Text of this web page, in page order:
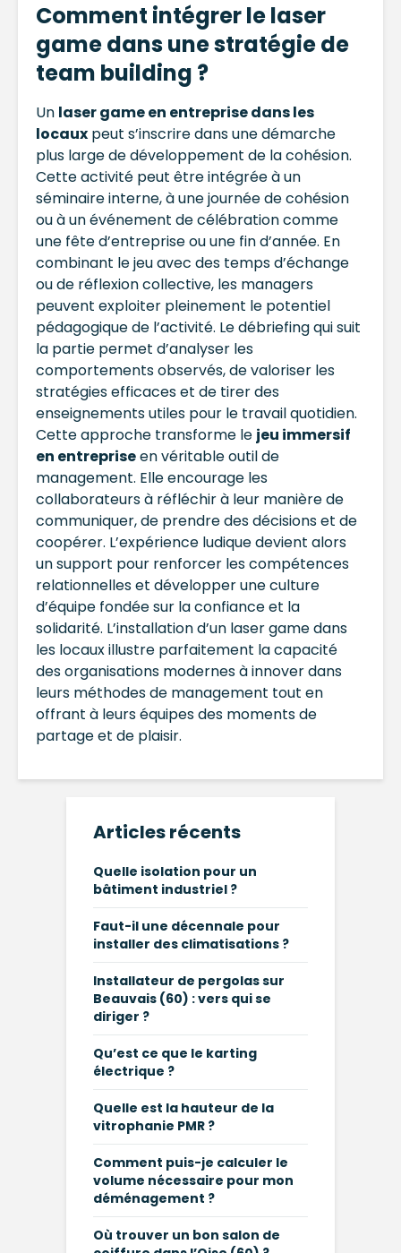
Comment intégrer le laser
game dans une stratégie de
team building ?
Un laser game en entreprise dans les
locaux peut s’inscrire dans une démarche
plus large de développement de la cohésion.
Cette activité peut être intégrée à un
séminaire interne, à une journée de cohésion
ou à un événement de célébration comme
une fête d’entreprise ou une fin d’année. En
combinant le jeu avec des temps d’échange
ou de réflexion collective, les managers
peuvent exploiter pleinement le potentiel
pédagogique de l’activité. Le débriefing qui suit
la partie permet d’analyser les
comportements observés, de valoriser les
stratégies efficaces et de tirer des
enseignements utiles pour le travail quotidien.
Cette approche transforme le jeu immersif
en entrepriseen véritable outil de
management. Elle encourage les
collaborateurs à réfléchir à leur manière de
communiquer, de prendre des décisions et de
coopérer. L’expérience ludique devient alors
un support pour renforcer les compétences
relationnelles et développer une culture
d’équipe fondée sur la confiance et la
solidarité. L’installation d’un laser game dans
les locaux illustre parfaitement la capacité
des organisations modernes à innover dans
leurs méthodes de management tout en
offrant à leurs équipes des moments de
partage et de plaisir.
Articles récents
Quelle isolation pour un
bâtiment industriel ?
Faut-il une décennale pour
installer des climatisations ?
Installateur de pergolas sur
Beauvais (60) : vers qui se
diriger ?
Qu’est ce que le karting
électrique ?
Quelle est la hauteur de la
vitrophanie PMR ?
Comment puis-je calculer le
volume nécessaire pour mon
déménagement ?
Où trouver un bon salon de